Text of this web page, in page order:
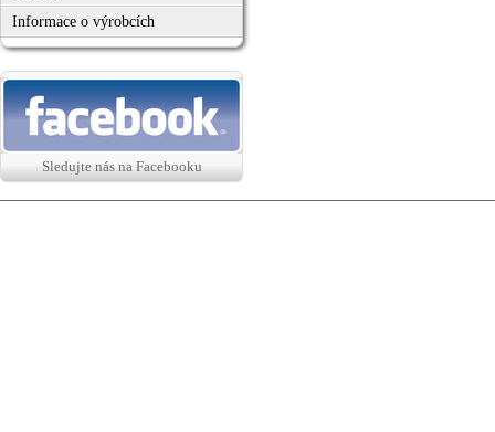
Informace o výrobcích
Sledujte nás na Facebooku